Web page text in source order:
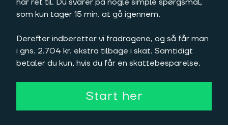
som kun tager 15 min. at gå igennem.
Derefter indberetter vi fradragene, og så får man
i gns. 2.704 kr. ekstra tilbage i skat. Samtidigt
betaler du kun, hvis du får en skattebesparelse.
Start her